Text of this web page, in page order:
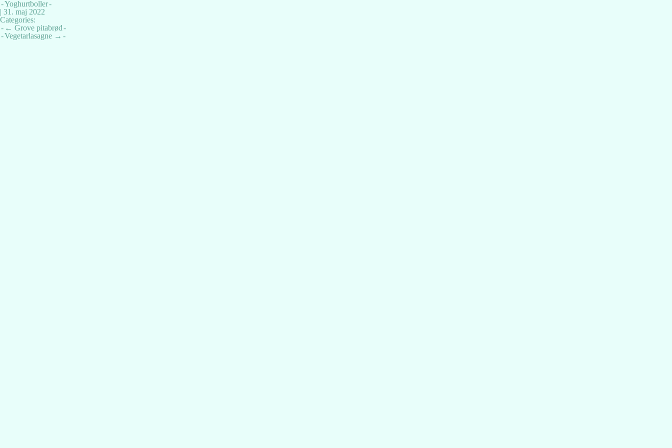
Yoghurtboller
| 31. maj 2022
Categories:
Indlægsnavigation
← Grove pitabrød
Vegetarlasagne →